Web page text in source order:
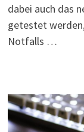
dabei auch das
getestet
Notfalls …